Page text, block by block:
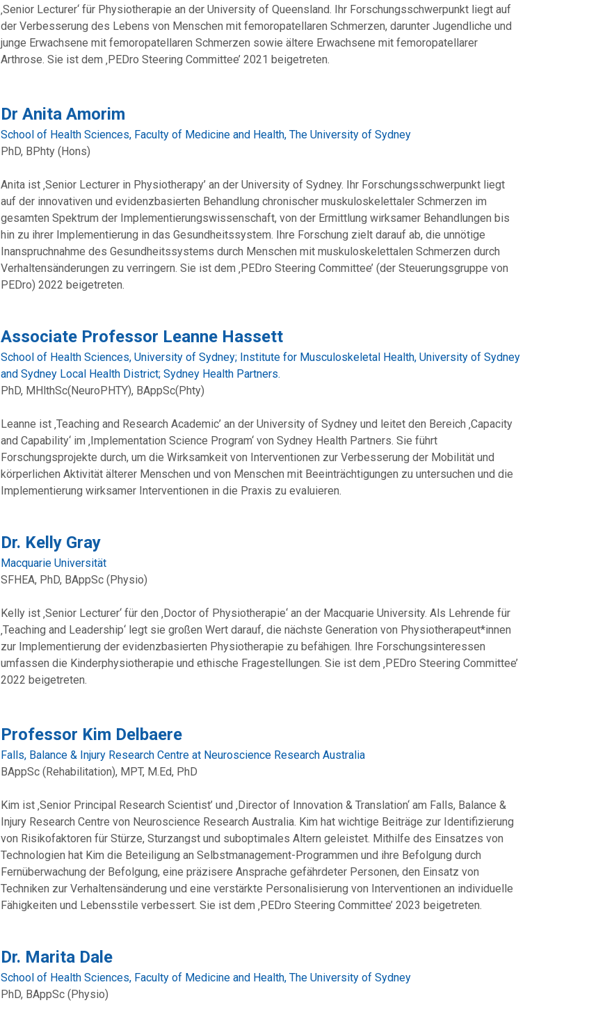
‚Senior Lecturer‘ für Physiotherapie an der University of Queensland. Ihr Forschungsschwerpunkt liegt auf
der Verbesserung des Lebens von Menschen mit femoropatellaren Schmerzen, darunter Jugendliche und
junge Erwachsene mit femoropatellaren Schmerzen sowie ältere Erwachsene mit femoropatellarer
Arthrose. Sie ist dem ‚PEDro Steering Committee’ 2021 beigetreten.
Dr Anita Amorim
School of Health Sciences, Faculty of Medicine and Health, The University of Sydney
PhD, BPhty (Hons)
Anita ist ‚Senior Lecturer in Physiotherapy’ an der University of Sydney. Ihr Forschungsschwerpunkt liegt
auf der innovativen und evidenzbasierten Behandlung chronischer muskuloskelettaler Schmerzen im
gesamten Spektrum der Implementierungswissenschaft, von der Ermittlung wirksamer Behandlungen bis
hin zu ihrer Implementierung in das Gesundheitssystem. Ihre Forschung zielt darauf ab, die unnötige
Inanspruchnahme des Gesundheitssystems durch Menschen mit muskuloskelettalen Schmerzen durch
Verhaltensänderungen zu verringern. Sie ist dem ‚PEDro Steering Committee’ (der Steuerungsgruppe von
PEDro) 2022 beigetreten.
Associate Professor Leanne Hassett
School of Health Sciences, University of Sydney; Institute for Musculoskeletal Health, University of Sydney
and Sydney Local Health District; Sydney Health Partners.
PhD, MHlthSc(NeuroPHTY), BAppSc(Phty)
Leanne ist ‚Teaching and Research Academic’ an der University of Sydney und leitet den Bereich ‚Capacity
and Capability‘ im ‚Implementation Science Program‘ von Sydney Health Partners. Sie führt
Forschungsprojekte durch, um die Wirksamkeit von Interventionen zur Verbesserung der Mobilität und
körperlichen Aktivität älterer Menschen und von Menschen mit Beeinträchtigungen zu untersuchen und die
Implementierung wirksamer Interventionen in die Praxis zu evaluieren.
Dr. Kelly Gray
Macquarie Universität
SFHEA, PhD, BAppSc (Physio)
Kelly ist ‚Senior Lecturer‘ für den ‚Doctor of Physiotherapie‘ an der Macquarie University. Als Lehrende für
‚Teaching and Leadership‘ legt sie großen Wert darauf, die nächste Generation von Physiotherapeut*innen
zur Implementierung der evidenzbasierten Physiotherapie zu befähigen. Ihre Forschungsinteressen
umfassen die Kinderphysiotherapie und ethische Fragestellungen. Sie ist dem ‚PEDro Steering Committee’
2022 beigetreten.
Professor Kim Delbaere
Falls, Balance & Injury Research Centre at Neuroscience Research Australia
BAppSc (Rehabilitation), MPT, M.Ed, PhD
Kim ist ‚Senior Principal Research Scientist’ und ‚Director of Innovation & Translation‘ am Falls, Balance &
Injury Research Centre von Neuroscience Research Australia. Kim hat wichtige Beiträge zur Identifizierung
von Risikofaktoren für Stürze, Sturzangst und suboptimales Altern geleistet. Mithilfe des Einsatzes von
Technologien hat Kim die Beteiligung an Selbstmanagement-Programmen und ihre Befolgung durch
Fernüberwachung der Befolgung, eine präzisere Ansprache gefährdeter Personen, den Einsatz von
Techniken zur Verhaltensänderung und eine verstärkte Personalisierung von Interventionen an individuelle
Fähigkeiten und Lebensstile verbessert. Sie ist dem ‚PEDro Steering Committee’ 2023 beigetreten.
Dr. Marita Dale
School of Health Sciences, Faculty of Medicine and Health, The University of Sydney
PhD, BAppSc (Physio)